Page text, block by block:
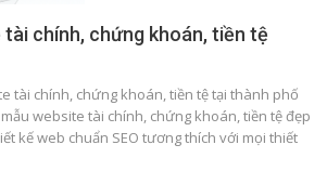
chính, chứng khoán, tiền tệ
tài chính, chứng khoán, tiền tệ tại thành phố
website tài chính, chứng khoán, tiền tệ đẹp
kế web chuẩn SEO tương thích với mọi thiết